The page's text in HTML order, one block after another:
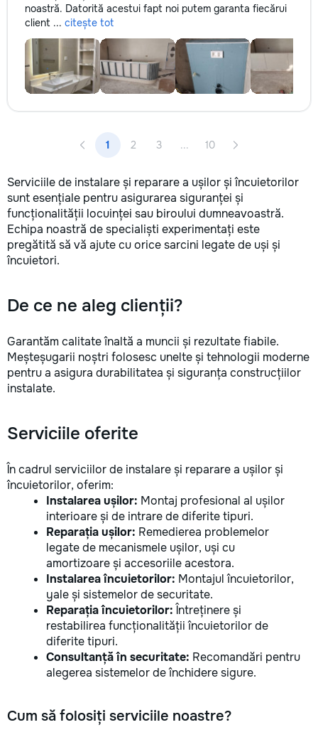
noastră. Datorită acestui fapt noi putem garanta fiecărui
client ... citește tot
1 2 3 ... 10
Serviciile de instalare și reparare a ușilor și încuietorilor
sunt esențiale pentru asigurarea siguranței și
funcționalității locuinței sau biroului dumneavoastră.
Echipa noastră de specialiști experimentați este
pregătită să vă ajute cu orice sarcini legate de uși și
încuietori.
De ce ne aleg clienții?
Garantăm calitate înaltă a muncii și rezultate fiabile.
Meșteșugarii noștri folosesc unelte și tehnologii moderne
pentru a asigura durabilitatea și siguranța construcțiilor
instalate.
Serviciile oferite
În cadrul serviciilor de instalare și reparare a ușilor și
încuietorilor, oferim:
Instalarea ușilor: Montaj profesional al ușilor
interioare și de intrare de diferite tipuri.
Reparația ușilor: Remedierea problemelor
legate de mecanismele ușilor, uși cu
amortizoare și accesoriile acestora.
Instalarea încuietorilor: Montajul încuietorilor,
yale și sistemelor de securitate.
Reparația încuietorilor: Întreținere și
restabilirea funcționalității încuietorilor de
diferite tipuri.
Consultanță în securitate: Recomandări pentru
alegerea sistemelor de închidere sigure.
Cum să folosiți serviciile noastre?